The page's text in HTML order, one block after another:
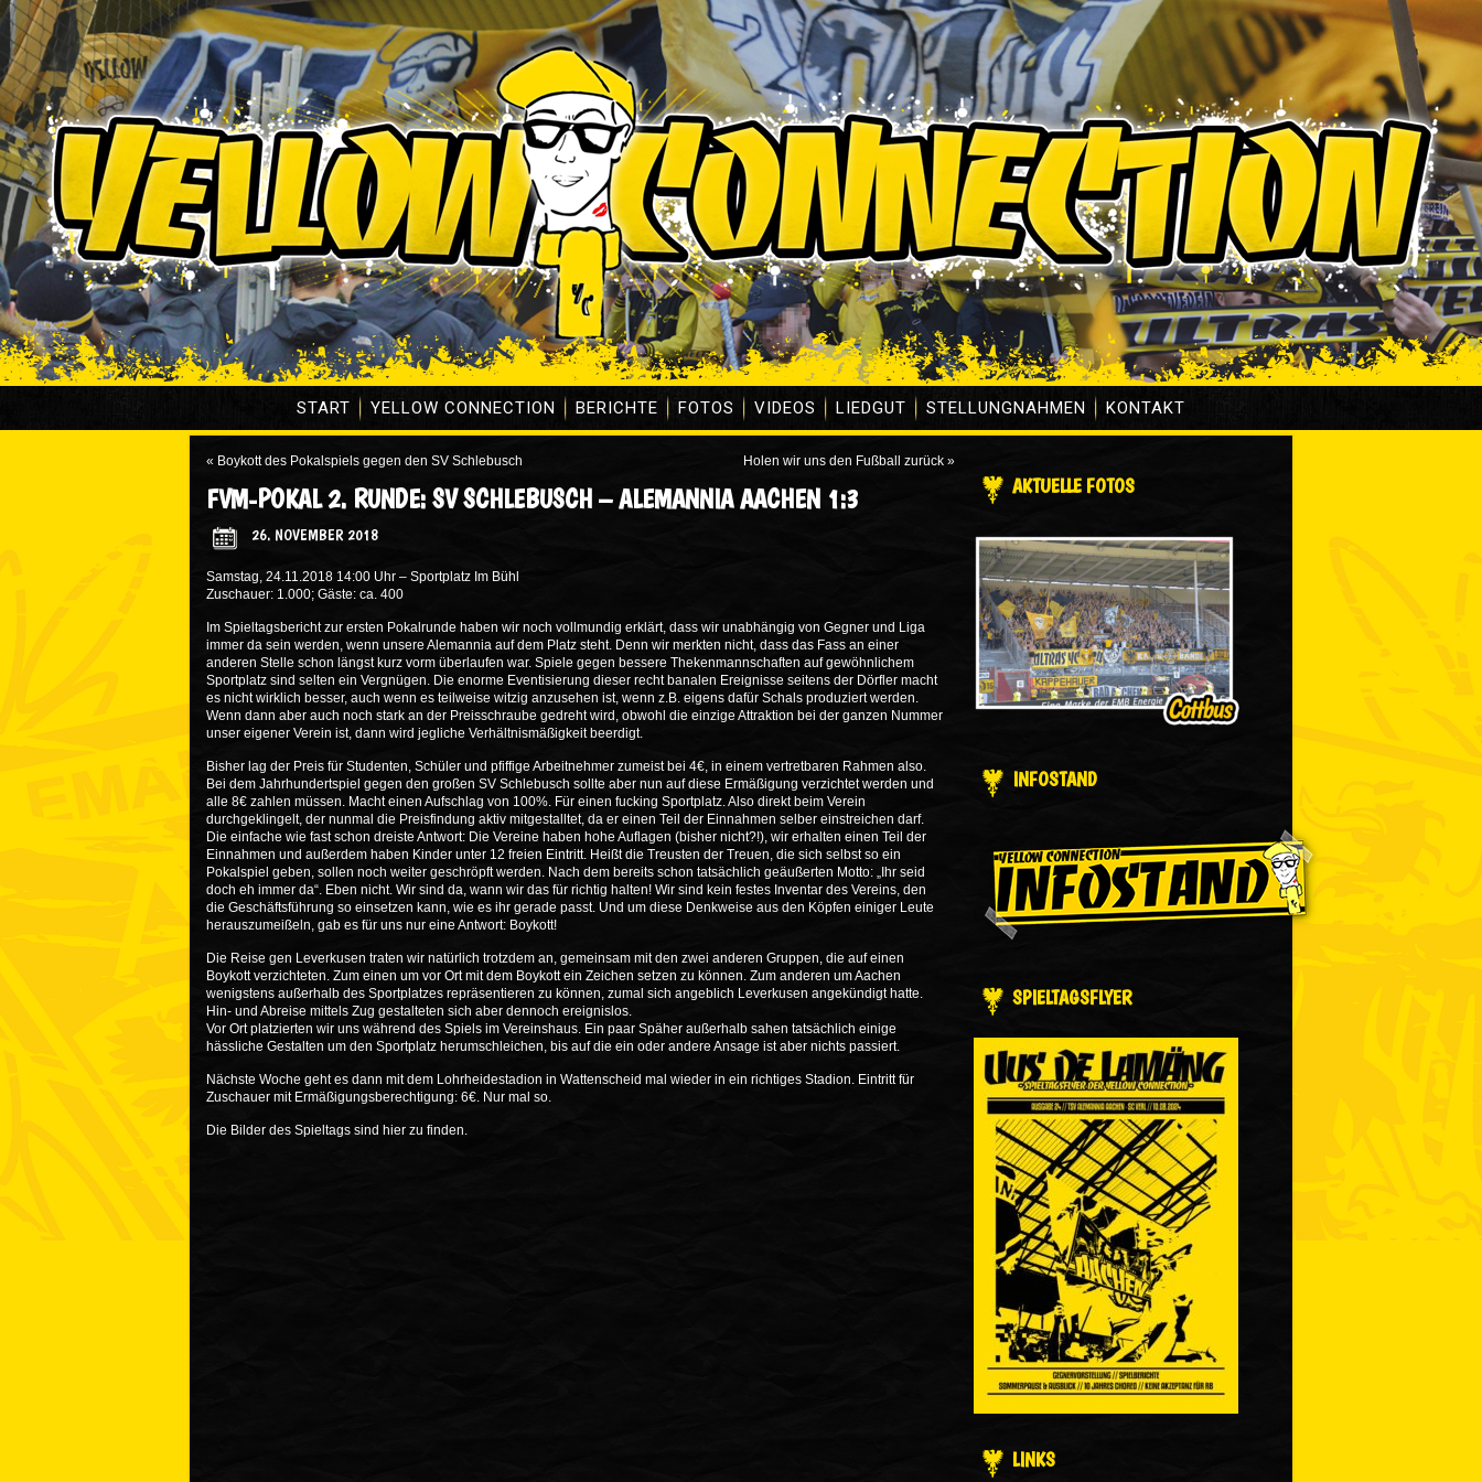
START YELLOW CONNECTION BERICHTE FOTOS VIDEOS LIEDGUT STELLUNGNAHMEN KONTAKT
« Boykott des Pokalspiels gegen den SV Schlebusch Holen wir uns den Fußball zurück »
FVM-POKAL 2. RUNDE: SV SCHLEBUSCH – ALEMANNIA AACHEN 1:3
26. NOVEMBER 2018
Samstag, 24.11.2018 14:00 Uhr – Sportplatz Im Bühl
Zuschauer: 1.000; Gäste: ca. 400
Im Spieltagsbericht zur ersten Pokalrunde haben wir noch vollmundig erklärt, dass wir unabhängig von Gegner und Liga
immer da sein werden, wenn unsere Alemannia auf dem Platz steht. Denn wir merkten nicht, dass das Fass an einer
anderen Stelle schon längst kurz vorm überlaufen war. Spiele gegen bessere Thekenmannschaften auf gewöhnlichem
Sportplatz sind selten ein Vergnügen. Die enorme Eventisierung dieser recht banalen Ereignisse seitens der Dörfler macht
es nicht wirklich besser, auch wenn es teilweise witzig anzusehen ist, wenn z.B. eigens dafür Schals produziert werden.
Wenn dann aber auch noch stark an der Preisschraube gedreht wird, obwohl die einzige Attraktion bei der ganzen Nummer
unser eigener Verein ist, dann wird jegliche Verhältnismäßigkeit beerdigt.
Bisher lag der Preis für Studenten, Schüler und pfiffige Arbeitnehmer zumeist bei 4€, in einem vertretbaren Rahmen also.
Bei dem Jahrhundertspiel gegen den großen SV Schlebusch sollte aber nun auf diese Ermäßigung verzichtet werden und
alle 8€ zahlen müssen. Macht einen Aufschlag von 100%. Für einen fucking Sportplatz. Also direkt beim Verein
durchgeklingelt, der nunmal die Preisfindung aktiv mitgestalltet, da er einen Teil der Einnahmen selber einstreichen darf.
Die einfache wie fast schon dreiste Antwort: Die Vereine haben hohe Auflagen (bisher nicht?!), wir erhalten einen Teil der
Einnahmen und außerdem haben Kinder unter 12 freien Eintritt. Heißt die Treusten der Treuen, die sich selbst so ein
Pokalspiel geben, sollen noch weiter geschröpft werden. Nach dem bereits schon tatsächlich geäußerten Motto: „Ihr seid
doch eh immer da“. Eben nicht. Wir sind da, wann wir das für richtig halten! Wir sind kein festes Inventar des Vereins, den
die Geschäftsführung so einsetzen kann, wie es ihr gerade passt. Und um diese Denkweise aus den Köpfen einiger Leute
herauszumeißeln, gab es für uns nur eine Antwort: Boykott!
Die Reise gen Leverkusen traten wir natürlich trotzdem an, gemeinsam mit den zwei anderen Gruppen, die auf einen
Boykott verzichteten. Zum einen um vor Ort mit dem Boykott ein Zeichen setzen zu können. Zum anderen um Aachen
wenigstens außerhalb des Sportplatzes repräsentieren zu können, zumal sich angeblich Leverkusen angekündigt hatte.
Hin- und Abreise mittels Zug gestalteten sich aber dennoch ereignislos.
Vor Ort platzierten wir uns während des Spiels im Vereinshaus. Ein paar Späher außerhalb sahen tatsächlich einige
hässliche Gestalten um den Sportplatz herumschleichen, bis auf die ein oder andere Ansage ist aber nichts passiert.
Nächste Woche geht es dann mit dem Lohrheidestadion in Wattenscheid mal wieder in ein richtiges Stadion. Eintritt für
Zuschauer mit Ermäßigungsberechtigung: 6€. Nur mal so.
Die Bilder des Spieltags sind hier zu finden.
AKTUELLE FOTOS
INFOSTAND
SPIELTAGSFLYER
LINKS